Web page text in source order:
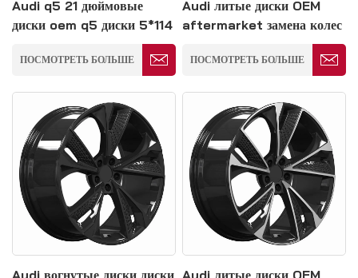
Audi q5 21 дюймовые
диски oem q5 диски 5*114
ПОСМОТРЕТЬ БОЛЬШЕ
Audi литые диски OEM
aftermarket замена колес
ПОСМОТРЕТЬ БОЛЬШЕ
Audi вогнутые диски диски Audi литые диски OEM